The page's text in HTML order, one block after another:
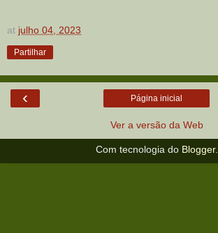
at julho 04, 2023
Partilhar
‹ Página inicial
Ver a versão da Web
Com tecnologia do Blogger.